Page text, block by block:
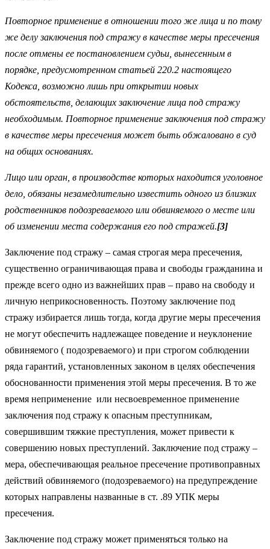
Повторное применение в отношении того же лица и по тому
же делу заключения под стражу в качестве меры пресечения
после отмены ее постановлением судьи, вынесенным в
порядке, предусмотренном статьей 220.2 настоящего
Кодекса, возможно лишь при открытии новых
обстоятельств, делающих заключение лица под стражу
необходимым. Повторное применение заключения под стражу
в качестве меры пресечения может быть обжаловано в суд
на общих основаниях.
Лицо или орган, в производстве которых находится уголовное
дело, обязаны незамедлительно известить одного из близких
родственников подозреваемого или обвиняемого о месте или
об изменении места содержания его под стражей.[3]
Заключение под стражу – самая строгая мера пресечения,
существенно ограничивающая права и свободы гражданина и
прежде всего одно из важнейших прав – право на свободу и
личную неприкосновенность. Поэтому заключение под
стражу избирается лишь тогда, когда другие меры пресечения
не могут обеспечить надлежащее поведение и неуклонение
обвиняемого ( подозреваемого) и при строгом соблюдении
ряда гарантий, установленных законом в целях обеспечения
обоснованности применения этой меры пресечения. В то же
время неприменение или несвоевременное применение
заключения под стражу к опасным преступникам,
совершившим тяжкие преступления, может привести к
совершению новых преступлений. Заключение под стражу –
мера, обеспечивающая реальное пресечение противоправных
действий обвиняемого (подозреваемого) на предупреждение
которых направлены названные в ст. .89 УПК меры
пресечения.
Заключение под стражу может применяться только на